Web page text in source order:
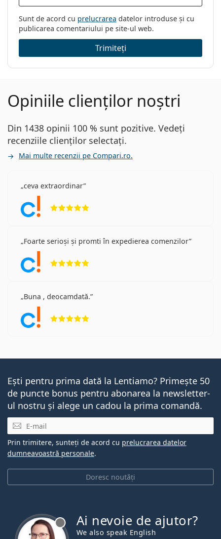
Sunt de acord cu prelucrarea datelor introduse și cu
publicarea comentariului pe site-ul web.
Trimiteți
Opiniile clienților noștri
Din 1438 opinii 100 % sunt pozitive. Vedeți
recenziile clienților selectați.
Mai multe recenzii pe Compari.ro.
ceva extraordinar
Foarte serioși și promti în expedierea comenzilor
Buna , deocamdată.
Ești pentru prima dată la Lentiamo? Primește 50
de puncte bonus pentru abonarea la newsletter-
ul nostru și alege un cadou la prima comandă.
E-mail
Doresc noutăți
Prin trimitere, sunteți de acord cu prelucrarea datelor
dumneavoastră personale.
Ai nevoie de ajutor?
We also speak English